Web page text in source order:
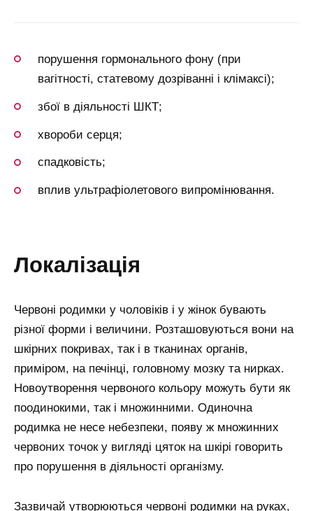
порушення гормонального фону (при
вагітності, статевому дозріванні і клімаксі);
збої в діяльності ШКТ;
хвороби серця;
спадковість;
вплив ультрафіолетового випромінювання.
локалізація
Червоні родимки у чоловіків і у жінок бувають
різної форми і величини. Розташовуються вони на
шкірних покривах, так і в тканинах органів,
приміром, на печінці, головному мозку та нирках.
Новоутворення червоного кольору можуть бути як
поодинокими, так і множинними. Одиночна
родимка не несе небезпеки, появу ж множинних
червоних точок у вигляді цяток на шкірі говорить
про порушення в діяльності організму.
Зазвичай утворюються червоні родимки на руках,